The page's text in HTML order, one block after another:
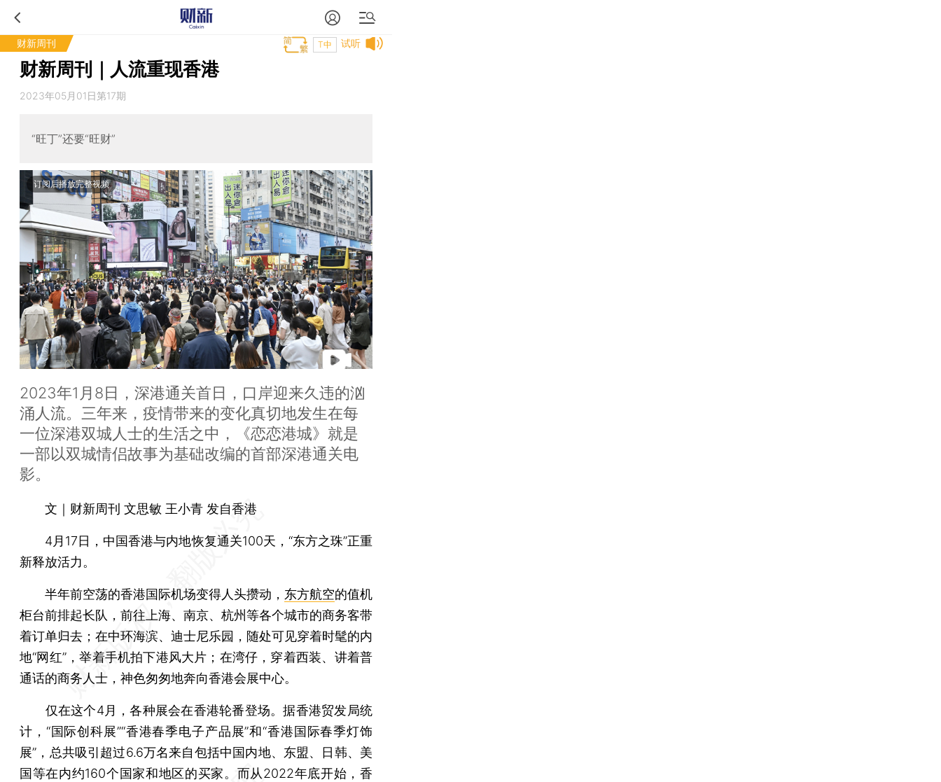
财新周刊 试听
T中
财新周刊｜人流重现香港
2023年05月01日第17期
“旺丁”还要“旺财”
订阅后播放完整视频
2023年1月8日，深港通关首日，口岸迎来久违的汹
涌人流。三年来，疫情带来的变化真切地发生在每
一位深港双城人士的生活之中，《恋恋港城》就是
一部以双城情侣故事为基础改编的首部深港通关电
影。
文｜财新周刊 文思敏 王小青 发自香港
4月17日，中国香港与内地恢复通关100天，“东方之珠”正重
新释放活力。
半年前空荡的香港国际机场变得人头攒动， 东方航空的值机
柜台前排起长队，前往上海、南京、杭州等各个城市的商务客带
着订单归去；在中环海滨、迪士尼乐园，随处可见穿着时髦的内
地“网红”，举着手机拍下港风大片；在湾仔，穿着西装、讲着普
通话的商务人士，神色匆匆地奔向香港会展中心。
仅在这个4月，各种展会在香港轮番登场。据香港贸发局统
计，“国际创科展”“香港春季电子产品展”和“香港国际春季灯饰
展”，总共吸引超过6.6万名来自包括中国内地、东盟、日韩、美
国等在内约160个国家和地区的买家。而从2022年底开始，香